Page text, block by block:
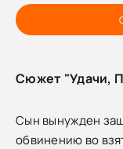
Сюжет "Удачи,
Сын вынужден
обвинению во